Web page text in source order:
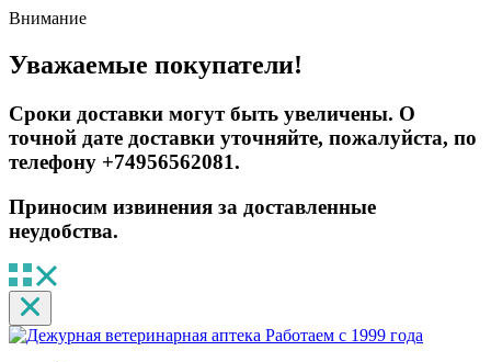
Внимание
Уважаемые покупатели!
Сроки доставки могут быть увеличены. О
точной дате доставки уточняйте, пожалуйста, по
телефону +74956562081.
Приносим извинения за доставленные
неудобства.
Работаем с 1999 года